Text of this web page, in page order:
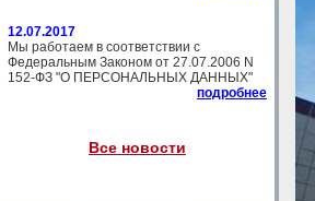
12.07.2017
Мы работаем в соответствии с
Федеральным Законом от 27.07.2006 N
152-ФЗ "О ПЕРСОНАЛЬНЫХ ДАННЫХ"
подробнее
Все новости